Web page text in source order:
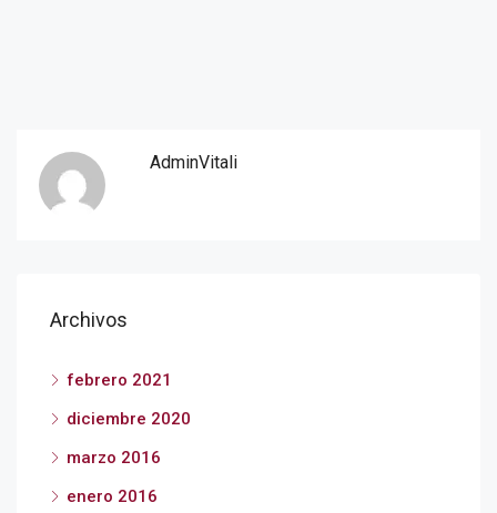
AdminVitali
Archivos
febrero 2021
diciembre 2020
marzo 2016
enero 2016